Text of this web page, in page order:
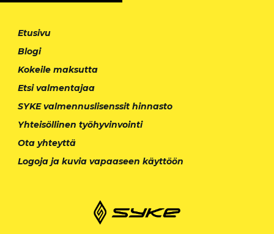
Etusivu
Blogi
Kokeile maksutta
Etsi valmentajaa
SYKE valmennuslisenssit hinnasto
Yhteisöllinen työhyvinvointi
Ota yhteyttä
Logoja ja kuvia vapaaseen käyttöön